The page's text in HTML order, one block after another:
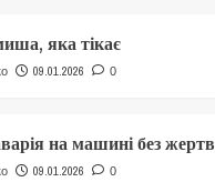
яка тікає
09.01.2026 0
на машині без жертв
09.01.2026 0